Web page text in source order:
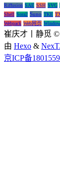
Riffusion SAE SSH SVG
Shell Sora2 Suno TKE
Webpack Web网页
崔庆才丨静觅 ©
由 Hexo &
京ICP备